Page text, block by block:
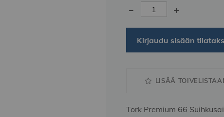
- +
Kirjaudu sisään
LISÄÄ
Tork Premium 66